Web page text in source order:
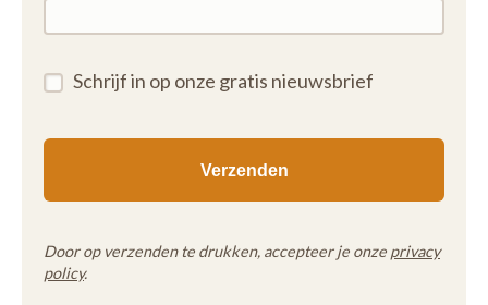
Schrijf in op onze gratis nieuwsbrief
Door op verzenden te drukken, accepteer je onze privacy
policy.